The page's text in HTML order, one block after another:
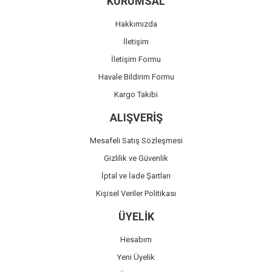
Ürün bilgilerinde hatalar bulunuyor.
Ürün fiyatı diğer sitelerden daha pahalı.
Bu ürüne benzer farklı alternatifler olmalı.
Gönder
Hakkımızda
İletişim
İletişim Formu
Havale Bildirim Formu
Kargo Takibi
ALIŞVERİŞ
Mesafeli Satış Sözleşmesi
Gizlilik ve Güvenlik
İptal ve İade Şartları
Kişisel Veriler Politikası
ÜYELİK
Hesabım
Yeni Üyelik